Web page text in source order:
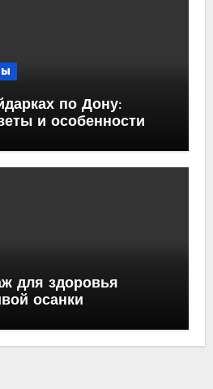
по Дону:
и особенности
для здоровья
осанки